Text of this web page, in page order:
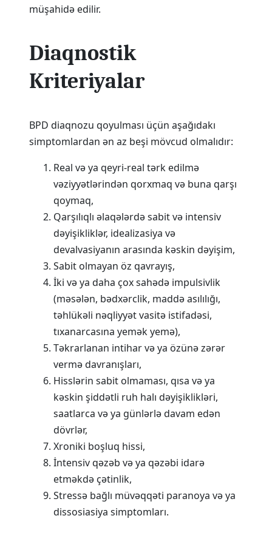
müşahidə edilir.
Diaqnostik
Kriteriyalar
BPD diaqnozu qoyulması üçün aşağıdakı
simptomlardan ən az beşi mövcud olmalıdır:
Real və ya qeyri-real tərk edilmə
vəziyyətlərindən qorxmaq və buna qarşı
qoymaq,
Qarşılıqlı əlaqələrdə sabit və intensiv
dəyişikliklər, idealizasiya və
devalvasiyanın arasında kəskin dəyişim,
Sabit olmayan öz qavrayış,
İki və ya daha çox sahədə impulsivlik
(məsələn, bədxərclik, maddə asılılığı,
təhlükəli nəqliyyət vasitə istifadəsi,
tıxanarcasına yemək yemə),
Təkrarlanan intihar və ya özünə zərər
vermə davranışları,
Hisslərin sabit olmaması, qısa və ya
kəskin şiddətli ruh halı dəyişiklikləri,
saatlarca və ya günlərlə davam edən
dövrlər,
Xroniki boşluq hissi,
İntensiv qəzəb və ya qəzəbi idarə
etməkdə çətinlik,
Stressə bağlı müvəqqəti paranoya və ya
dissosiasiya simptomları.